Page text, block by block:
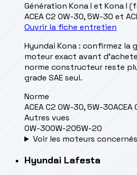
Génération Kona I et Kona I
ACEA C2 0W-30, 5W-30 et
Ouvrir la fiche entretien
Hyundai Kona : confirmez la
moteur exact avant
norme constructeur reste
grade SAE seul.
Norme
ACEA C2 0W-30, 5W-30ACEA
Autres vues
0W-300W-205W-20
Voir les moteurs concernés
Hyundai Lafesta